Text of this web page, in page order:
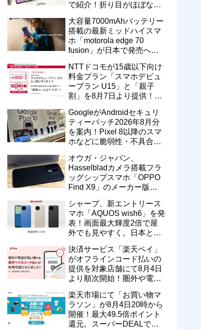
で紹介！折り目がほぼない
ト】
大容量7000mAhバッテリー
搭載の最新ミッドハイスマ
ホ「motorola edge 70
fusion」が日本で発売へ！
過
NTTドコモが15歳以下向け
料金プラン「スマホデビュ
ープラン U15」と「親子
割」を8月7日より提供！親
550円割引に
GoogleがAndroidセキュリ
ティーパッチ2026年8月分
を案内！Pixel 8以降のスマ
ホなどに脆弱性・不具合の
新が提供開始
オウガ・ジャパン、
Hasselbladカメラ搭載フラ
ッグシップスマホ「OPPO
Find X9」のメーカー版
げ！15万9800円に
シャープ、新エントリース
マホ「AQUOS wish6」を発
表！画面最大輝度2倍で屋
外でも見やすく。日本と台
売
決済サービス「楽天ペイ」
がオフラインコード払いの
提供を対象店舗にて8月4日
より順次開始！圏外や電波
に
楽天市場にて「お買い物マ
ラソン」が8月4日20時から
開催！最大49.5倍ポイント
還元。スーパーDEALで